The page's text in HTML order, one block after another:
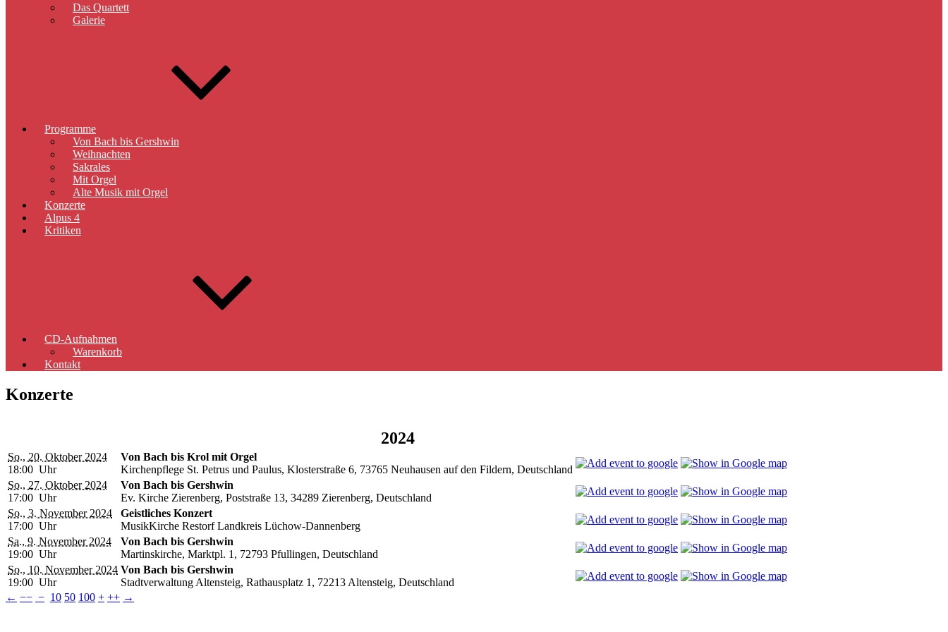
Das Quartett
Galerie
Programme
Von Bach bis Gershwin
Weihnachten
Sakrales
Mit Orgel
Alte Musik mit Orgel
Konzerte
Alpus 4
Kritiken
CD-Aufnahmen
Warenkorb
Kontakt
Konzerte
2024
So., 20. Oktober 2024
18:00 Uhr
Von Bach bis Krol mit Orgel
Kirchenpflege St. Petrus und Paulus, Klosterstraße 6, 73765 Neuhausen auf den Fildern, Deutschland
So., 27. Oktober 2024
17:00 Uhr
Von Bach bis Gershwin
Ev. Kirche Zierenberg, Poststraße 13, 34289 Zierenberg, Deutschland
So., 3. November 2024
17:00 Uhr
Geistliches Konzert
MusikKirche Restorf Landkreis Lüchow-Dannenberg
Sa., 9. November 2024
19:00 Uhr
Von Bach bis Gershwin
Martinskirche, Marktpl. 1, 72793 Pfullingen, Deutschland
So., 10. November 2024
19:00 Uhr
Von Bach bis Gershwin
Stadtverwaltung Altensteig, Rathausplatz 1, 72213 Altensteig, Deutschland
← −− − 10 50 100 + ++ →